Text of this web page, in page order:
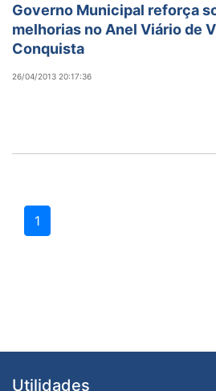
Governo Municipal reforça
melhorias no Anel Viário de
Conquista
26/04/2013 20:17:36
1
Utilidades